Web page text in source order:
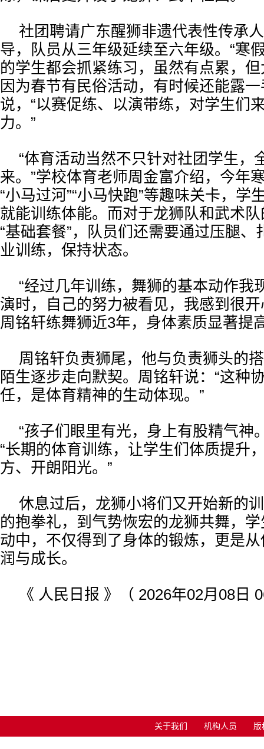
社团聘请广东醒狮非遗代表性传承
导，队员从三年级延续至六年级。“寒
的学生都会抓紧练习，虽然有点累，
因为春节有民俗活动，有时候还能露
说，“以赛促练、以演带练，对学生们
力。”
“体育活动当然不只针对社团学生，
来。”学校体育老师周金富介绍，今年
“小马过河”“小马快跑”等趣味关卡，学
就能训练体能。而对于龙狮队和武术
“基础套餐”，队员们还需要通过压腿、
业训练，保持状态。
“经过几年训练，舞狮的基本动作我
演时，自己的努力被看见，我感到很开
周铭轩练舞狮近3年，身体素质显著提
周铭轩负责狮尾，他与负责狮头的
陌生逐步走向默契。周铭轩说：“这种
任，是体育精神的生动体现。”
“孩子们眼里有光，身上有股精气神
“长期的体育训练，让学生们体质提升
方、开朗阳光。”
休息过后，龙狮小将们又开始新的
的抱拳礼，到气势恢宏的龙狮共舞，
动中，不仅得到了身体的锻炼，更是
润与成长。
《 人民日报 》（ 2026年02月08日
关于我们 机构人员 版